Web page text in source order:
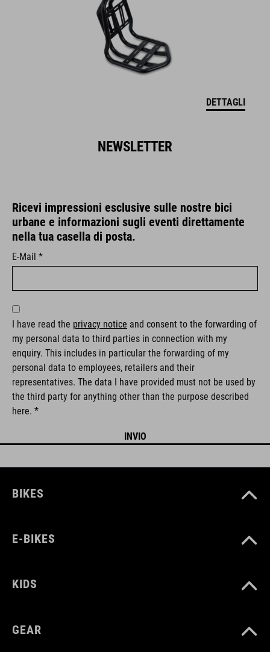
DETTAGLI
NEWSLETTER
Ricevi impressioni esclusive sulle nostre bici
urbane e informazioni sugli eventi direttamente
nella tua casella di posta.
E-Mail *
I have read the privacy notice and consent to the forwarding of
my personal data to third parties in connection with my
enquiry. This includes in particular the forwarding of my
personal data to employees, retailers and their
representatives. The data I have provided must not be used by
the third party for anything other than the purpose described
here. *
BIKES
E-BIKES
KIDS
GEAR